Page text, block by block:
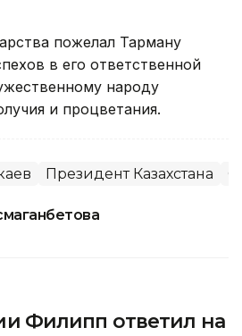
пожелал Тарману
в его ответственной
народу
и процветания.
Президент Казахстана
Филипп ответил на